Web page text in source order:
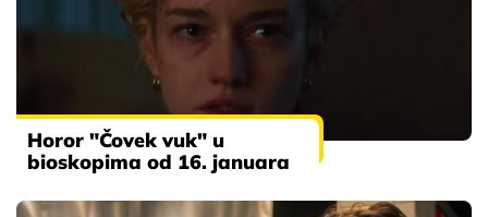
Horor "Čovek vuk" u
bioskopima od 16. januara